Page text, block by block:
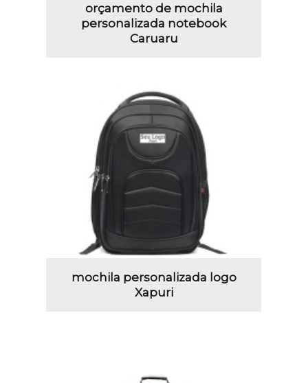
orçamento de mochila
personalizada notebook
Caruaru
mochila personalizada logo
Xapuri